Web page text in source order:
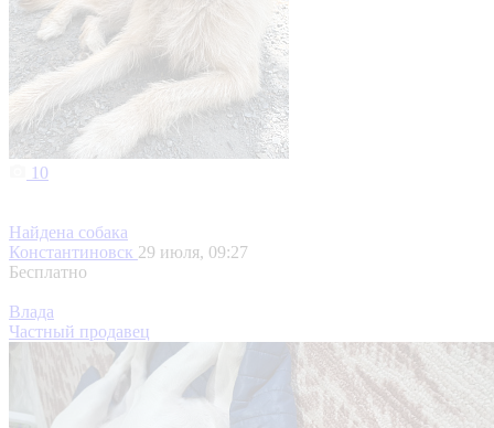
10
Найдена собака
Константиновск 29 июля, 09:27
Бесплатно
Влада
Частный продавец